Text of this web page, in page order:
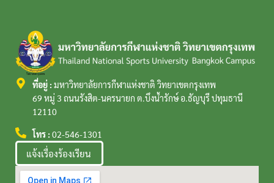
ที่อยู่ : มหาวิทยาลัยการกีฬาแห่งชาติ วิทยาเขตกรุงเทพ
69 หมู่ 3 ถนนรังสิต-นครนายก ต.บึงน้ำรักษ์ อ.ธัญบุรี ปทุมธานี
12110
โทร : 02-546-1301
แจ้งเรื่องร้องเรียน